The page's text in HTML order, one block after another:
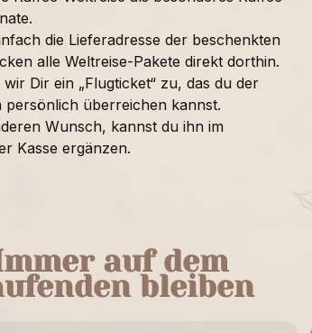
die Lieferadresse der beschenkten
alle Weltreise-Pakete direkt dorthin.
Dir ein „Flugticket“ zu, das du der
persönlich überreichen kannst.
Wunsch, kannst du ihn im
Kasse ergänzen.
auf dem
bleiben